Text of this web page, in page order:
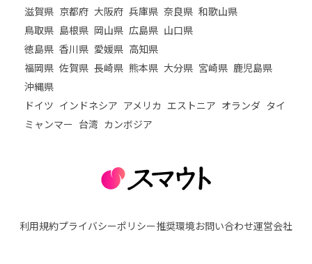
滋賀県 京都府 大阪府 兵庫県 奈良県 和歌山県
鳥取県 島根県 岡山県 広島県 山口県
徳島県 香川県 愛媛県 高知県
福岡県 佐賀県 長崎県 熊本県 大分県 宮崎県 鹿児島県
沖縄県
ドイツ インドネシア アメリカ エストニア オランダ タイ
ミャンマー 台湾 カンボジア
利用規約プライバシーポリシー推奨環境お問い合わせ運営会社